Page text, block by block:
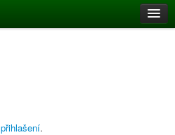
přihlašení.